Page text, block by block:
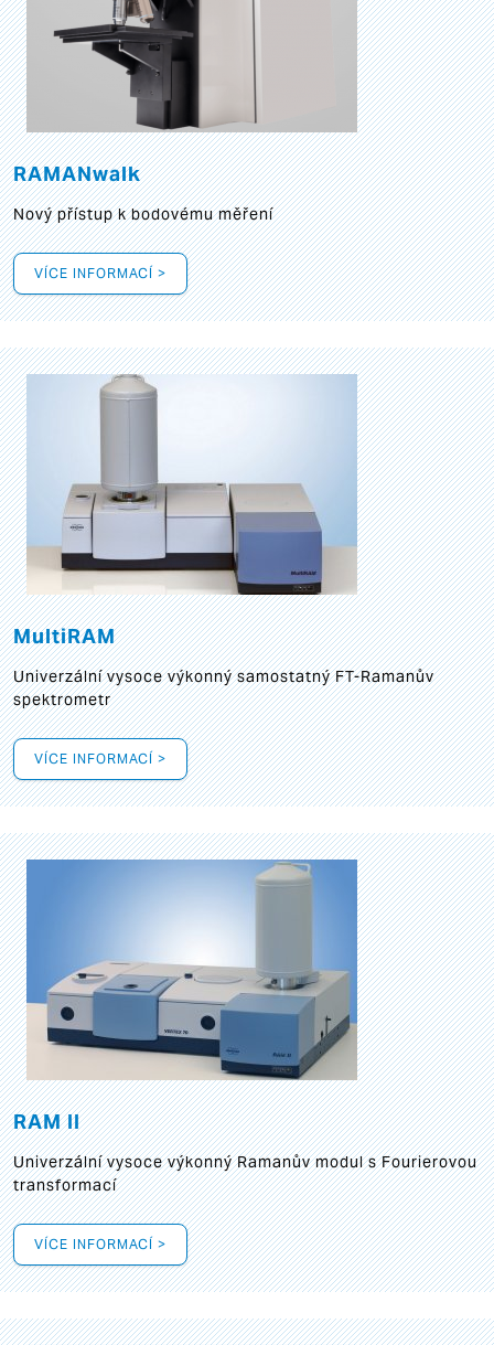
RAMANwalk
Nový přístup k bodovému měření
VÍCE INFORMACÍ >
MultiRAM
Univerzální vysoce výkonný samostatný FT-Ramanův
spektrometr
VÍCE INFORMACÍ >
RAM II
Univerzální vysoce výkonný Ramanův modul s Fourierovou
transformací
VÍCE INFORMACÍ >